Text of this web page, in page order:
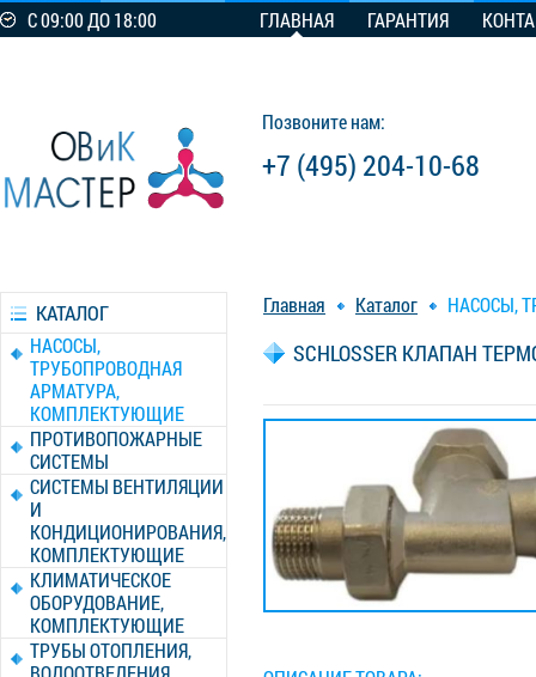
С 09:00 ДО 18:00 ГЛАВНАЯ ГАРАНТИЯ
Позвоните нам:
+7 (495) 204-10-68
КАТАЛОГ
НАСОСЫ,
ТРУБОПРОВОДНАЯ
АРМАТУРА,
КОМПЛЕКТУЮЩИЕ
ПРОТИВОПОЖАРНЫЕ
СИСТЕМЫ
СИСТЕМЫ ВЕНТИЛЯЦИИ
И
КОНДИЦИОНИРОВАНИЯ,
КОМПЛЕКТУЮЩИЕ
КЛИМАТИЧЕСКОЕ
ОБОРУДОВАНИЕ,
КОМПЛЕКТУЮЩИЕ
ТРУБЫ ОТОПЛЕНИЯ,
Главная Каталог НАСОСЫ,
SCHLOSSER КЛАПАН